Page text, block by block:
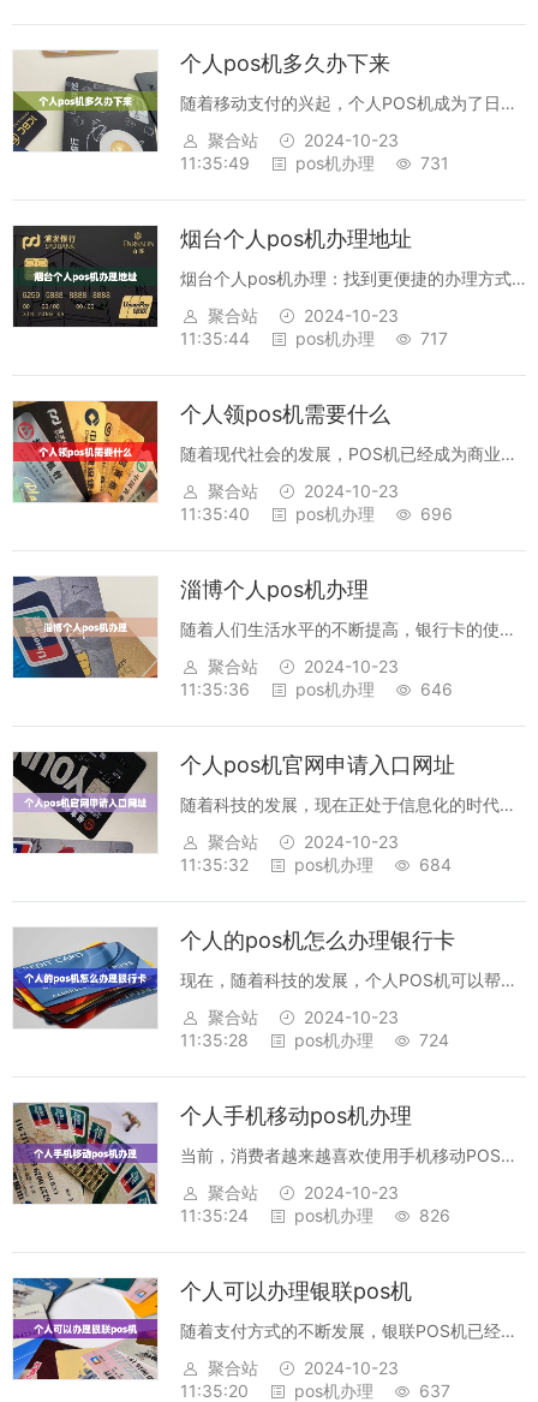
个人pos机多久办下来
随着移动支付的兴起，个人POS机成为了日常
收银的必备设备。但是为了办理个人POS机，
我们需要考虑到准备时间和收银时间，这一点
聚合站
2024-10-23
11:35:49
pos机办理 731
烟台个人pos机办理地址
烟台个人pos机办理：找到更便捷的办理方式
烟台是山东省的一座繁华城市，为了更好地满
足当地市民的生活需求，烟台政府推出了个人
聚合站
2024-10-23
11:35:44
pos机办理 717
个人领pos机需要什么
随着现代社会的发展，POS机已经成为商业活
动中不可或缺的重要设备。它不仅可以提高商
家的效率，也为消费者提供方便。为了让更多
聚合站
2024-10-23
11:35:40
pos机办理 696
淄博个人pos机办理
随着人们生活水平的不断提高，银行卡的使用
越来越普及，而个人POS机的出现，可以让我
们的消费更加便捷。淄博拥有多家银行，其中
聚合站
2024-10-23
11:35:36
pos机办理 646
个人pos机官网申请入口网址
随着科技的发展，现在正处于信息化的时代，
大多数业务工作都可以在线完成，例如POS机
的申请。高效的POS机官网申请入口，让申请
聚合站
2024-10-23
11:35:32
pos机办理 684
个人的pos机怎么办理银行卡
现在，随着科技的发展，个人POS机可以帮助
我们办理银行卡，让我们的银行业务变得更加
便捷。下面我们来看看如何使用个人POS机办
聚合站
2024-10-23
11:35:28
pos机办理 724
个人手机移动pos机办理
当前，消费者越来越喜欢使用手机移动POS机
进行支付，因为它安全、便捷、无忧，可以轻
松完成无线支付，而且对消费者负担小，更加
聚合站
2024-10-23
11:35:24
pos机办理 826
个人可以办理银联pos机
随着支付方式的不断发展，银联POS机已经成
为了一种支付方式，也是一种更加便捷和安全
的支付方式。不仅如此，个人也可以办理银联
聚合站
2024-10-23
11:35:20
pos机办理 637